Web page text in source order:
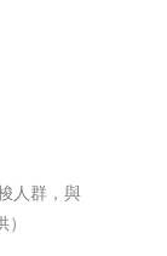
人群，與